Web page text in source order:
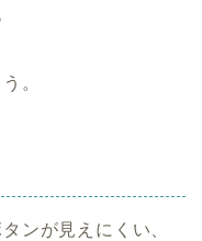
。
ンが見えにくい、